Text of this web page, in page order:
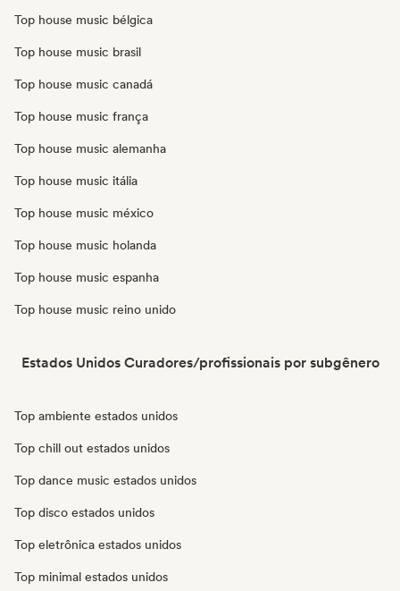
Top house music bélgica
Top house music brasil
Top house music canadá
Top house music frança
Top house music alemanha
Top house music itália
Top house music méxico
Top house music holanda
Top house music espanha
Top house music reino unido
Estados Unidos Curadores/profissionais por subgênero
Top ambiente estados unidos
Top chill out estados unidos
Top dance music estados unidos
Top disco estados unidos
Top eletrônica estados unidos
Top minimal estados unidos